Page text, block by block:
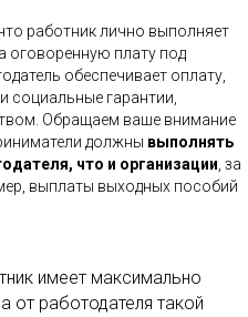
работник лично выполняет
оговоренную плату под
обеспечивает оплату,
социальные гарантии,
Обращаем ваше внимание
должны выполнять
что и организации , за
выплаты выходных пособий
имеет максимально
от работодателя такой